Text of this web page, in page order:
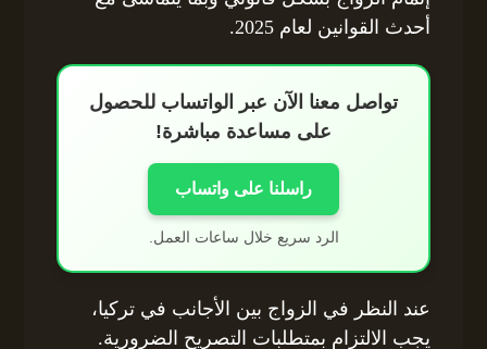
أحدث القوانين لعام 2025.
تواصل معنا الآن عبر الواتساب للحصول
على مساعدة مباشرة!
راسلنا على واتساب
الرد سريع خلال ساعات العمل.
عند النظر في الزواج بين الأجانب في تركيا،
يجب الالتزام بمتطلبات التصريح الضرورية.